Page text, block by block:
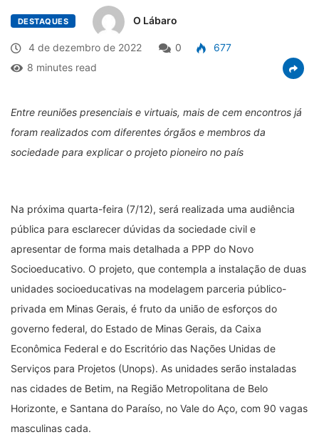
DESTAQUES O Lábaro
4 de dezembro de 2022 0
677
8 minutes read
Entre reuniões presenciais e virtuais, mais de cem encontros já
foram realizados com diferentes órgãos e membros da
sociedade para explicar o projeto pioneiro no país
Na próxima quarta-feira (7/12), será realizada uma audiência
pública para esclarecer dúvidas da sociedade civil e
apresentar de forma mais detalhada a PPP do Novo
Socioeducativo. O projeto, que contempla a instalação de duas
unidades socioeducativas na modelagem parceria público-
privada em Minas Gerais, é fruto da união de esforços do
governo federal, do Estado de Minas Gerais, da Caixa
Econômica Federal e do Escritório das Nações Unidas de
Serviços para Projetos (Unops). As unidades serão instaladas
nas cidades de Betim, na Região Metropolitana de Belo
Horizonte, e Santana do Paraíso, no Vale do Aço, com 90 vagas
masculinas cada.